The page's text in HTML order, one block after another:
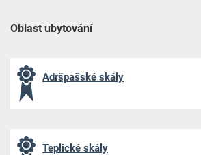
Oblast ubytování
Adršpašské skály
Teplické skály